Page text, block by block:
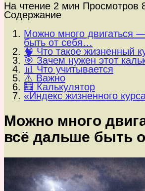
На чтение 2 мин Просмотров
Содержание
Можно много двигаться
быть от себя…
🧠 Что такое жизненный
🎯 Зачем нужен этот
📊 Что учитывается
⚠️ Важно
🧮 Калькулятор
«Индекс жизненного
Можно много
всё дальше быть